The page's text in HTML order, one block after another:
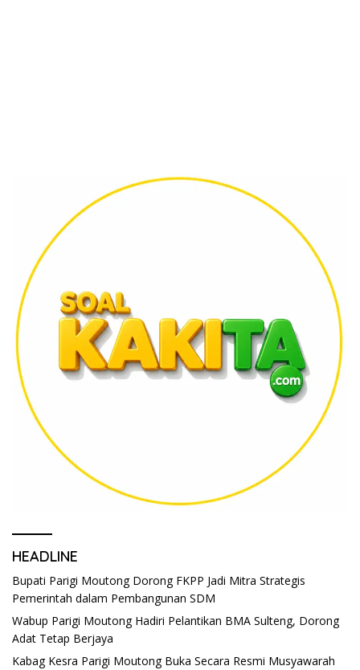
HEADLINE
Bupati Parigi Moutong Dorong FKPP Jadi Mitra Strategis
Pemerintah dalam Pembangunan SDM
Wabup Parigi Moutong Hadiri Pelantikan BMA Sulteng, Dorong
Adat Tetap Berjaya
Kabag Kesra Parigi Moutong Buka Secara Resmi Musyawarah